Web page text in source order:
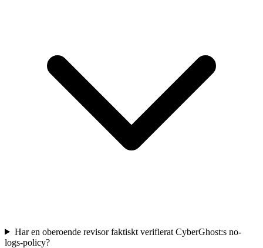
Har en oberoende revisor faktiskt verifierat CyberGhost:s no-
logs-policy?